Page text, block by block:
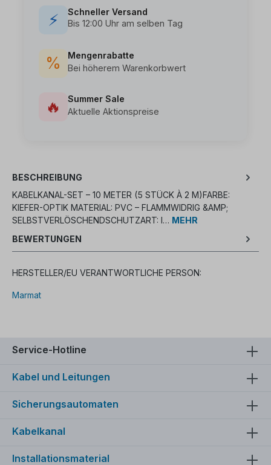
⚡
Schneller Versand
Bis 12:00 Uhr am selben Tag
%
Mengenrabatte
Bei höherem Warenkorbwert
🔥
Summer Sale
Aktuelle Aktionspreise
BESCHREIBUNG
KABELKANAL-SET – 10 METER (5 STÜCK À 2 M)FARBE:
KIEFER-OPTIK MATERIAL: PVC – FLAMMWIDRIG &AMP;
SELBSTVERLÖSCHENDSCHUTZART: I… MEHR
BEWERTUNGEN
HERSTELLER/EU VERANTWORTLICHE PERSON:
Marmat
Service-Hotline
Kabel und Leitungen
Sicherungsautomaten
Kabelkanal
Installationsmaterial